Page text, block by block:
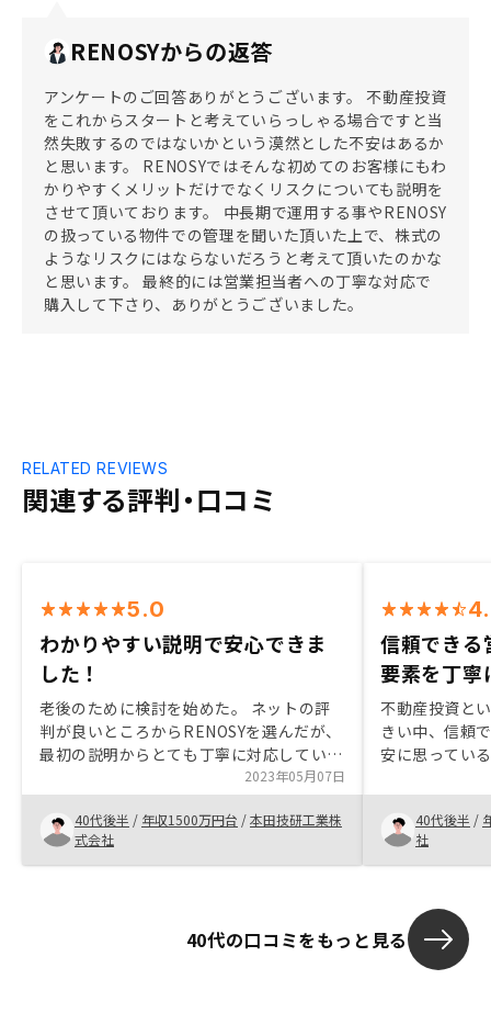
RENOSYからの返答
アンケートのご回答ありがとうございます。 不動産投資
をこれからスタートと考えていらっしゃる場合ですと当
然失敗するのではないかという漠然とした不安はあるか
と思います。 RENOSYではそんな初めてのお客様にもわ
かりやすくメリットだけでなくリスクについても説明を
させて頂いております。 中長期で運用する事やRENOSY
の扱っている物件での管理を聞いた頂いた上で、株式の
ようなリスクにはならないだろうと考えて頂いたのかな
と思います。 最終的には営業担当者への丁寧な対応で
購入して下さり、ありがとうございました。
関連する評判・口コミ
RELATED REVIEWS
5.0
わかりやすい説明で安心できま
した！
老後のために検討を始めた。 ネットの評
判が良いところからRENOSYを選んだが、
最初の説明からとても丁寧に対応していた
進んでいること、データに基づいた物件選
定などもとても良いと思い決めました。
2023年05月07日
40代後半 / 年収1500万円台 /本田技研工業株
式会社
信頼できる
要素を丁寧
不動産投資と
きい中、信頼
安に思ってい
ります。 また
聞いており、
ノシーさんの
かったと思い
40代後半 /
社
40代の口コミをもっと見る